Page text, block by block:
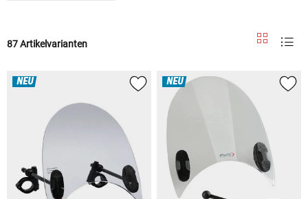
87 Artikelvarianten
NEU NEU